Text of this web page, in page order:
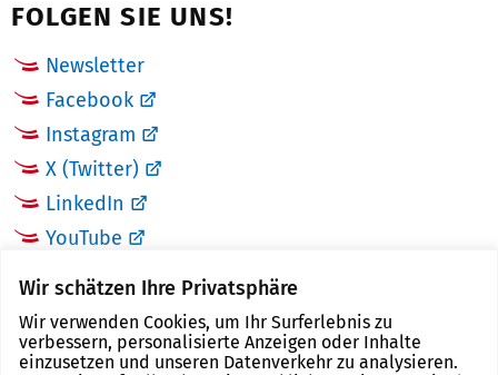
Wir schätzen Ihre Privatsphäre
Wir verwenden Cookies, um Ihr Surferlebnis zu
verbessern, personalisierte Anzeigen oder Inhalte
einzusetzen und unseren Datenverkehr zu analysieren.
FOLGEN SIE UNS!
Newsletter
Facebook
Instagram
X (Twitter)
LinkedIn
YouTube
LINKS
Landkreis Zwickau